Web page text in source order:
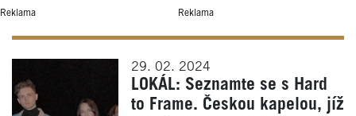
Reklama Reklama
29. 02. 2024
LOKÁL: Seznamte se s Hard
to Frame. Českou kapelou, jíž